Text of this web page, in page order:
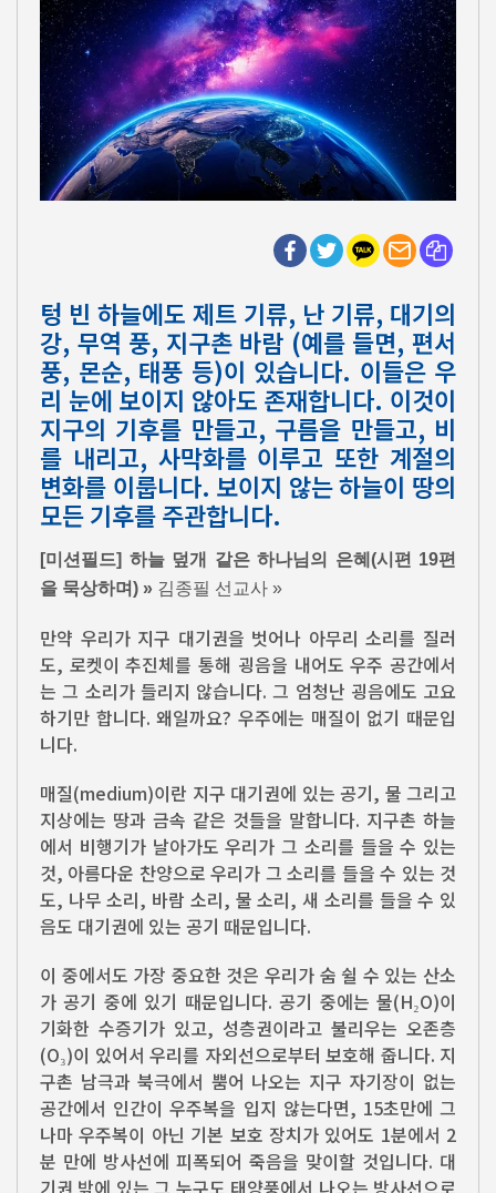
텅 빈 하늘에도 제트 기류, 난 기류, 대기의
강, 무역 풍, 지구촌 바람 (예를 들면, 편서
풍, 몬순, 태풍 등)이 있습니다. 이들은 우
리 눈에 보이지 않아도 존재합니다. 이것이
지구의 기후를 만들고, 구름을 만들고, 비
를 내리고, 사막화를 이루고 또한 계절의
변화를 이룹니다. 보이지 않는 하늘이 땅의
모든 기후를 주관합니다.
[미션필드] 하늘 덮개 같은 하나님의 은혜(시편 19편
을 묵상하며) » 김종필 선교사 »
만약 우리가 지구 대기권을 벗어나 아무리 소리를 질러
도, 로켓이 추진체를 통해 굉음을 내어도 우주 공간에서
는 그 소리가 들리지 않습니다. 그 엄청난 굉음에도 고요
하기만 합니다. 왜일까요? 우주에는 매질이 없기 때문입
니다.
매질(medium)이란 지구 대기권에 있는 공기, 물 그리고
지상에는 땅과 금속 같은 것들을 말합니다. 지구촌 하늘
에서 비행기가 날아가도 우리가 그 소리를 들을 수 있는
것, 아름다운 찬양으로 우리가 그 소리를 들을 수 있는 것
도, 나무 소리, 바람 소리, 물 소리, 새 소리를 들을 수 있
음도 대기권에 있는 공기 때문입니다.
이 중에서도 가장 중요한 것은 우리가 숨 쉴 수 있는 산소
가 공기 중에 있기 때문입니다. 공기 중에는 물(H₂O)이
기화한 수증기가 있고, 성층권이라고 불리우는 오존층
(O₃)이 있어서 우리를 자외선으로부터 보호해 줍니다. 지
구촌 남극과 북극에서 뿜어 나오는 지구 자기장이 없는
공간에서 인간이 우주복을 입지 않는다면, 15초만에 그
나마 우주복이 아닌 기본 보호 장치가 있어도 1분에서 2
분 만에 방사선에 피폭되어 죽음을 맞이할 것입니다. 대